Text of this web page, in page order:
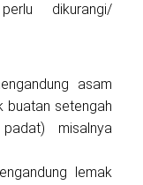
dikurangi/
asam
buatan setengah
misalnya
lemak